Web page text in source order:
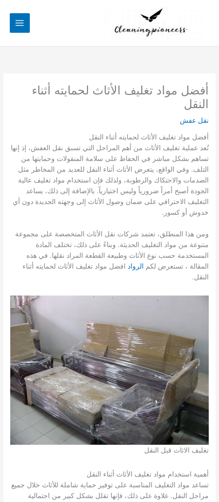
أفضل مواد تغليف الأثاث لحمايته أثناء
النقل
نقل عفش
أفضل مواد تغليف الأثاث لحمايته أثناء النقل
تُعد عملية تغليف الأثاث من أهم المراحل التي تسبق نقل العفش، إذ إنها
تساهم بشكل مباشر في الحفاظ على سلامة المنقولات وحمايتها من
التلف. وفي الواقع، يتعرض الأثاث أثناء النقل للعديد من المخاطر مثل
الصدمات والاحتكاك والرطوبة، ولذلك فإن استخدام مواد تغليف عالية
الجودة أصبح أمراً ضرورياً وليس اختيارياً. بالإضافة إلى ذلك، يساعد
التغليف الاحترافي على ضمان وصول الأثاث إلى وجهته الجديدة دون أي
خدوش أو كسور.
ومن هذا المنطلق، تعتمد شركات نقل الأثاث المتخصصة على مجموعة
متنوعة من مواد التغليف الحديثة. وبناءً على ذلك، تختلف المادة
المستخدمة حسب نوع الأثاث وطبيعة القطعة المراد نقلها. في هذه
المقالة ، تستعرض لكم الرواد افضل مواد تغليف الأثاث لحمايته أثناء
النقل.
تغليف الاثاث قبل النقل
أهمية استخدام مواد تغليف الأثاث أثناء النقل
تساعد مواد التغليف المناسبة على توفير حماية شاملة للأثاث خلال جميع
مراحل النقل. علاوة على ذلك، فإنها تقلل بشكل كبير من احتمالية